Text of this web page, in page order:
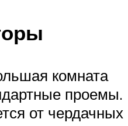
комната
проемы.
от чердачных